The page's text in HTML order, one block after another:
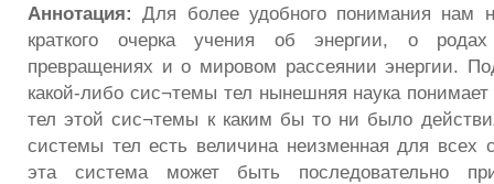
Аннотация: Для более удобного понимания нам
краткого очерка учения об энергии, о
превращениях и о мировом рассеянии энергии.
какой-либо сис¬темы тел нынешняя наука
тел этой сис¬темы к каким бы то ни было
системы тел есть величина неизменная для всех
эта система может быть последовательно